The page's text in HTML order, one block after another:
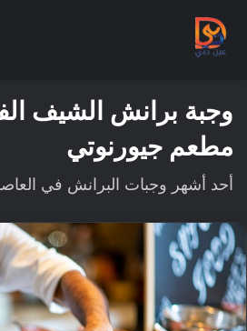
وجبة برانش الشيف
مطعم جيورنوتي
أحد أشهر وجبات البرانش في